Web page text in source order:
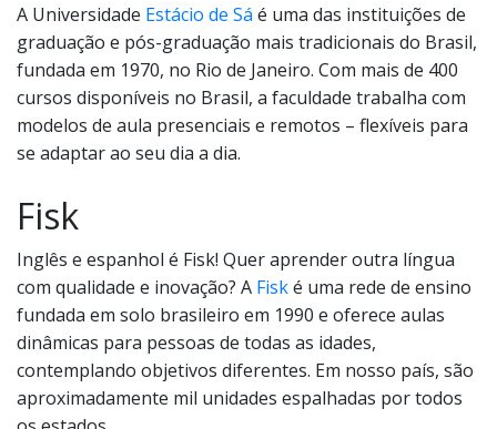
A Universidade Estácio de Sá é uma das instituições de
graduação e pós-graduação mais tradicionais do Brasil,
fundada em 1970, no Rio de Janeiro. Com mais de 400
cursos disponíveis no Brasil, a faculdade trabalha com
modelos de aula presenciais e remotos – flexíveis para
se adaptar ao seu dia a dia.
Fisk
Inglês e espanhol é Fisk! Quer aprender outra língua
com qualidade e inovação? A Fiské uma rede de ensino
fundada em solo brasileiro em 1990 e oferece aulas
dinâmicas para pessoas de todas as idades,
contemplando objetivos diferentes. Em nosso país, são
aproximadamente mil unidades espalhadas por todos